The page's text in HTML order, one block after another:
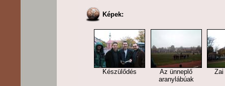
Képek:
Készülődés
Az ünneplő
aranylábúak
Zai